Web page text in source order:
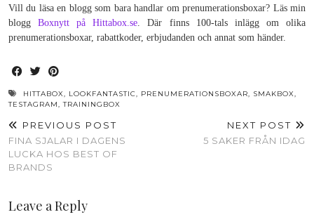
Vill du läsa en blogg som bara handlar om prenumerationsboxar? Läs min
bloggBoxnytt på Hittabox.se. Där finns 100-tals inlägg om olika
prenumerationsboxar, rabattkoder, erbjudanden och annat som händer.
HITTABOX, LOOKFANTASTIC, PRENUMERATIONSBOXAR, SMAKBOX,
TESTAGRAM,TRAININGBOX
PREVIOUS POST
FINA SJALAR I DAGENS
LUCKA HOS BEST OF
BRANDS
NEXT POST
5 SAKER FRÅN IDAG
Leave a Reply